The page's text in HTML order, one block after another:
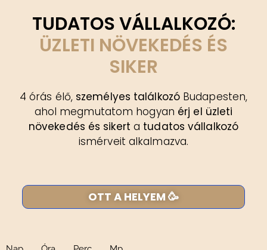
TUDATOS VÁLLALKOZÓ:
ÜZLETI NÖVEKEDÉS ÉS
SIKER
4 órás élő, személyes találkozóBudapesten,
ahol megmutatom hogyan érj el üzleti
növekedés és sikert a tudatos vállalkozó
ismérveit alkalmazva.
OTT A HELYEM 🥳